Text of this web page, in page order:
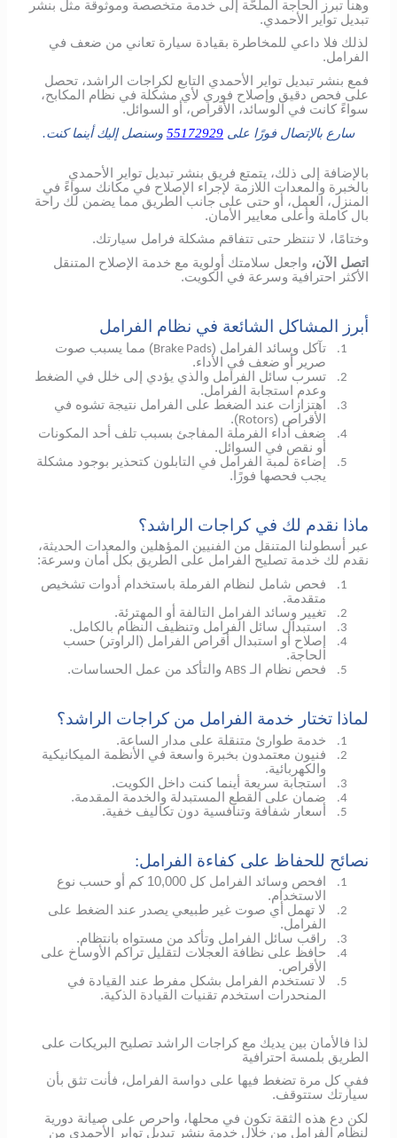
وهنا تبرز الحاجة الملحّة إلى خدمة متخصصة وموثوقة مثل بنشر
تبديل تواير الأحمدي.
لذلك فلا داعي للمخاطرة بقيادة سيارة تعاني من ضعف في
الفرامل.
فمع بنشر تبديل تواير الأحمدي التابع لكراجات الراشد، تحصل
على فحص دقيق وإصلاح فوري لأي مشكلة في نظام المكابح،
سواءً كانت في الوسائد، الأقراص، أو السوائل.
سارع بالإتصال فورًا على 55172929 وسنصل إليك أينما كنت.
بالإضافة إلى ذلك، يتمتع فريق بنشر تبديل تواير الأحمدي
بالخبرة والمعدات اللازمة لإجراء الإصلاح في مكانك سواءً في
المنزل، العمل، أو حتى على جانب الطريق مما يضمن لك راحة
بال كاملة وأعلى معايير الأمان.
وختامًا، لا تنتظر حتى تتفاقم مشكلة فرامل سيارتك.
اتصل الآن، واجعل سلامتك أولوية مع خدمة الإصلاح المتنقل
الأكثر احترافية وسرعة في الكويت.
أبرز المشاكل الشائعة في نظام الفرامل
1. تآكل وسائد الفرامل (Brake Pads) مما يسبب صوت
صرير أو ضعف في الأداء.
2.
تسرب سائل الفرامل والذي يؤدي إلى خلل في الضغط
وعدم استجابة الفرامل.
3.
اهتزازات عند الضغط على الفرامل نتيجة تشوه في
الأقراص (Rotors
).
4.
ضعف أداء الفرملة المفاجئ بسبب تلف أحد المكونات
أو نقص في السوائل.
5.
إضاءة لمبة الفرامل في التابلون كتحذير بوجود مشكلة
يجب فحصها فورًا.
ماذا نقدم لك في كراجات الراشد؟
عبر أسطولنا المتنقل من الفنيين المؤهلين والمعدات الحديثة،
نقدم لك خدمة تصليح الفرامل على الطريق بكل أمان وسرعة:
1.
فحص شامل لنظام الفرملة باستخدام أدوات تشخيص
متقدمة.
2. تغيير وسائد الفرامل التالفة أو المهترئة.
3. استبدال سائل الفرامل وتنظيف النظام بالكامل.
4.
إصلاح أو استبدال أقراص الفرامل (الراوتر) حسب
الحاجة.
5. فحص نظام الـABS والتأكد من عمل الحساسات.
لماذا تختار خدمة الفرامل من كراجات الراشد؟
1. خدمة طوارئ متنقلة على مدار الساعة.
2.
فنيون معتمدون بخبرة واسعة في الأنظمة الميكانيكية
والكهربائية.
3. استجابة سريعة أينما كنت داخل الكويت.
4. ضمان على القطع المستبدلة والخدمة المقدمة.
5. أسعار شفافة وتنافسية دون تكاليف خفية.
نصائح للحفاظ على كفاءة الفرامل:
1.
افحص وسائد الفرامل كل 10,000 كم أو حسب نوع
الاستخدام.
2.
لا تهمل أي صوت غير طبيعي يصدر عند الضغط على
الفرامل.
3. راقب سائل الفرامل وتأكد من مستواه بانتظام.
4.
حافظ على نظافة العجلات لتقليل تراكم الأوساخ على
الأقراص.
5.
لا تستخدم الفرامل بشكل مفرط عند القيادة في
المنحدرات استخدم تقنيات القيادة الذكية.
لذا فالأمان بين يديك مع كراجات الراشد تصليح البريكات على
الطريق بلمسة احترافية
ففي كل مرة تضغط فيها على دواسة الفرامل، فأنت تثق بأن
سيارتك ستتوقف.
لكن دع هذه الثقة تكون في محلها، واحرص على صيانة دورية
لنظام الفرامل من خلال خدمة بنشر تبديل تواير الأحمدي من